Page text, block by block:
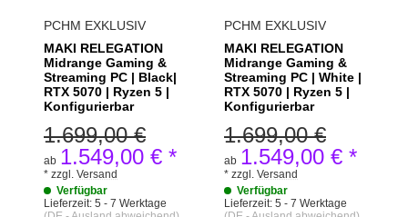
PCHM EXKLUSIV
MAKI RELEGATION
Midrange Gaming &
Streaming PC | Black|
RTX 5070 | Ryzen 5 |
Konfigurierbar
ab 1.549,00 € *
1.699,00 €
* zzgl. Versand
Verfügbar
Lieferzeit: 5 - 7 Werktage
PCHM EXKLUSIV
MAKI RELEGATION
Midrange Gaming &
Streaming PC | White |
RTX 5070 | Ryzen 5 |
Konfigurierbar
ab 1.549,00 € *
1.699,00 €
* zzgl. Versand
Verfügbar
Lieferzeit: 5 - 7 Werktage